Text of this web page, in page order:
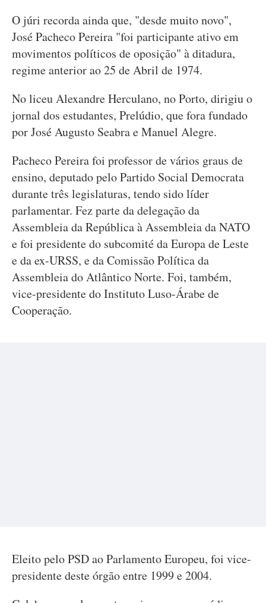
O júri recorda ainda que, "desde muito novo",
José Pacheco Pereira "foi participante ativo em
movimentos políticos de oposição" à ditadura,
regime anterior ao 25 de Abril de 1974.
No liceu Alexandre Herculano, no Porto, dirigiu o
jornal dos estudantes, Prelúdio, que fora fundado
por José Augusto Seabra e Manuel Alegre.
Pacheco Pereira foi professor de vários graus de
ensino, deputado pelo Partido Social Democrata
durante três legislaturas, tendo sido líder
parlamentar. Fez parte da delegação da
Assembleia da República à Assembleia da NATO
e foi presidente do subcomité da Europa de Leste
e da ex-URSS, e da Comissão Política da
Assembleia do Atlântico Norte. Foi, também,
vice-presidente do Instituto Luso-Árabe de
Cooperação.
Eleito pelo PSD ao Parlamento Europeu, foi vice-
presidente deste órgão entre 1999 e 2004.